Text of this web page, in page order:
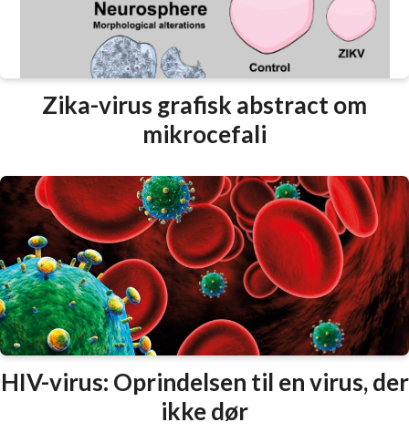
Zika-virus grafisk abstract om
mikrocefali
HIV-virus: Oprindelsen til en virus, der
ikke dør